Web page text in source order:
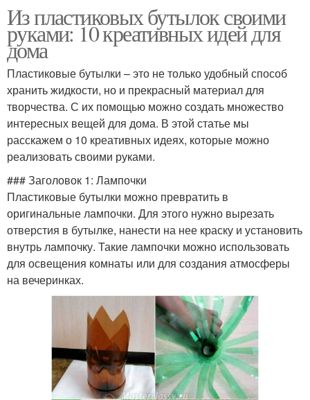
Из пластиковых бутылок своими
руками: 10 креативных идей для
дома
Пластиковые бутылки – это не только удобный способ
хранить жидкости, но и прекрасный материал для
творчества. С их помощью можно создать множество
интересных вещей для дома. В этой статье мы
расскажем о 10 креативных идеях, которые можно
реализовать своими руками.
### Заголовок 1: Лампочки
Пластиковые бутылки можно превратить в
оригинальные лампочки. Для этого нужно вырезать
отверстия в бутылке, нанести на нее краску и установить
внутрь лампочку. Такие лампочки можно использовать
для освещения комнаты или для создания атмосферы
на вечеринках.